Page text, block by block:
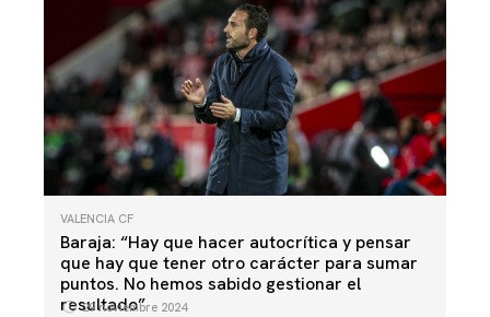
VALENCIA CF
Baraja: “Hay que hacer autocrítica y pensar
que hay que tener otro carácter para sumar
puntos. No hemos sabido gestionar el
resultado”
29 noviembre 2024